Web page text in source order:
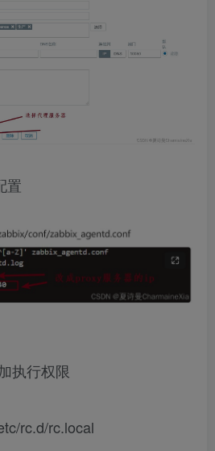
置
执行权限
rc.d/rc.local